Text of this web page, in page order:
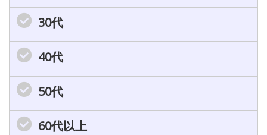
30代
40代
50代
60代以上